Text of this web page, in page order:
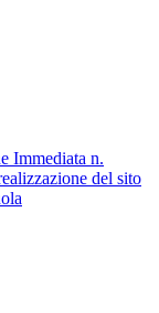
Immediata n.
del sito